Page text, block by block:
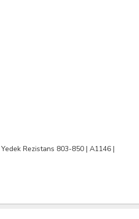
Rezistans 803-850 | A1146 |